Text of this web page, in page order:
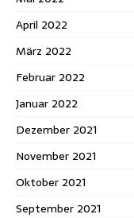
April 2022
März 2022
Februar 2022
Januar 2022
Dezember 2021
November 2021
Oktober 2021
September 2021